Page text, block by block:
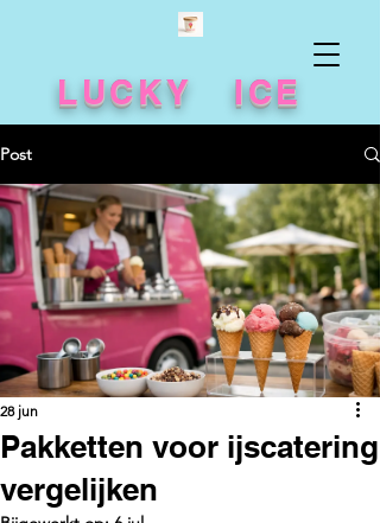
LUCKY ICE
Post
Pakketten voor ijscatering
vergelijken
28 jun